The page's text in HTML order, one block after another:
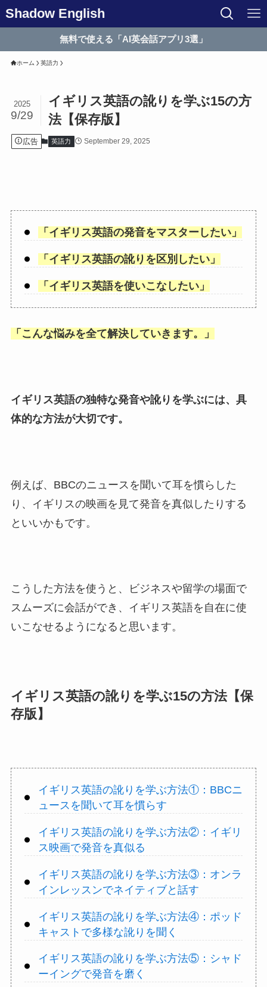
Shadow English
無料で使える「AI英会話アプリ3選」
ホーム 英語力
イギリス英語の訛りを学ぶ15の方
法【保存版】
2025
9/29
広告 英語力 September 29, 2025
「 イギリス英語の発音をマスターしたい」
「 イギリス英語の訛りを区別したい」
「 イギリス英語を使いこなしたい」
「 こんな悩みを全て解決していきます。 」
イギリス英語の独特な発音や訛りを学ぶには、具
体的な方法が大切です。
例えば、BBCのニュースを聞いて耳を慣らした
り、イギリスの映画を見て発音を真似したりする
といいかもです。
こうした方法を使うと、ビジネスや留学の場面で
スムーズに会話ができ、イギリス英語を自在に使
いこなせるようになると思います。
イギリス英語の訛りを学ぶ15の方法【保
存版】
イギリス英語の訛りを学ぶ方法①：BBCニ
ュースを聞いて耳を慣らす
イギリス英語の訛りを学ぶ方法②：イギリ
ス映画で発音を真似る
イギリス英語の訛りを学ぶ方法③：オンラ
インレッスンでネイティブと話す
イギリス英語の訛りを学ぶ方法④：ポッド
キャストで多様な訛りを聞く
イギリス英語の訛りを学ぶ方法⑤：シャド
ーイングで発音を磨く